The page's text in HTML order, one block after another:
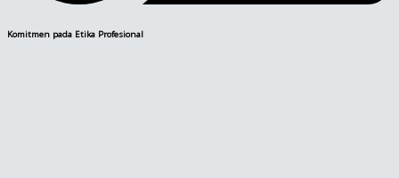
Komitmen pada Etika Profesional